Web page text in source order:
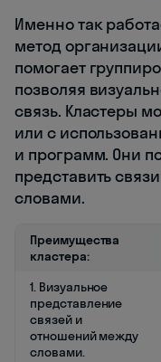
Именно так
метод
помогает
позволяя
связь. Кластеры
или с
и программ. Они
представить
словами.
Преимущества
кластера:
1. Визуальное
представление
связей и
отношений между
словами.